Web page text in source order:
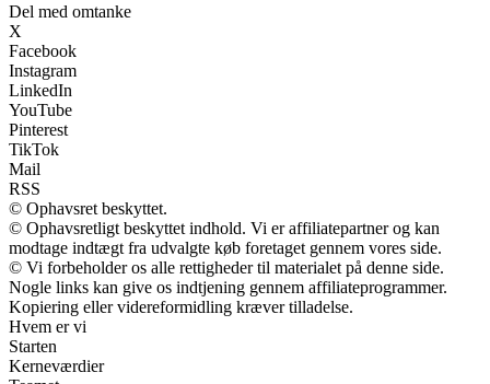
Del med omtanke
X
Facebook
Instagram
LinkedIn
YouTube
Pinterest
TikTok
Mail
RSS
© Ophavsret beskyttet.
© Ophavsretligt beskyttet indhold. Vi er affiliatepartner og kan
modtage indtægt fra udvalgte køb foretaget gennem vores side.
© Vi forbeholder os alle rettigheder til materialet på denne side.
Nogle links kan give os indtjening gennem affiliateprogrammer.
Kopiering eller videreformidling kræver tilladelse.
Hvem er vi
Starten
Kerneværdier